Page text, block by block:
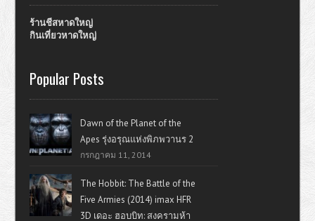
ร้านชีสหาดใหญ่
กินเที่ยวหาดใหญ่
Popular Posts
Dawn of the Planet of the
Apes รุ่งอรุณแห่งพิภพวานร 2
กรกฎาคม 11, 2014
The Hobbit: The Battle of the
Five Armies (2014) imax HFR
3D เดอะ ฮอบบิท: สงครามห้า